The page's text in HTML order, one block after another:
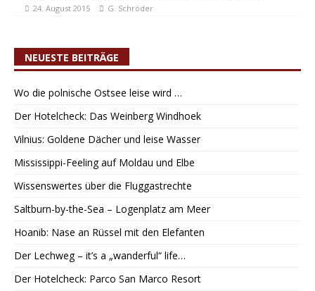
24. August 2015 G. Schröder
NEUESTE BEITRÄGE
Wo die polnische Ostsee leise wird …
Der Hotelcheck: Das Weinberg Windhoek
Vilnius: Goldene Dächer und leise Wasser
Mississippi-Feeling auf Moldau und Elbe
Wissenswertes über die Fluggastrechte
Saltburn-by-the-Sea – Logenplatz am Meer
Hoanib: Nase an Rüssel mit den Elefanten
Der Lechweg – it’s a „wanderful“ life…
Der Hotelcheck: Parco San Marco Resort